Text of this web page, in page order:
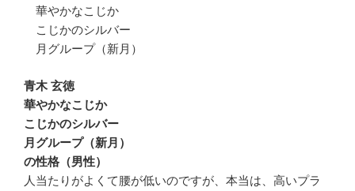
華やかなこじか
こじかのシルバー
月グループ（新月）
青木 玄徳
華やかなこじか
こじかのシルバー
月グループ（新月）
の性格（男性）
人当たりがよくて腰が低いのですが、本当は、高いプラ